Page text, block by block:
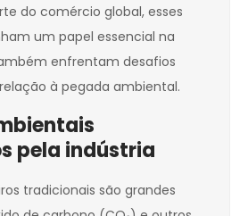
do comércio global, esses
um papel essencial na
enfrentam desafios
à pegada ambiental.
pela indústria
tradicionais são grandes